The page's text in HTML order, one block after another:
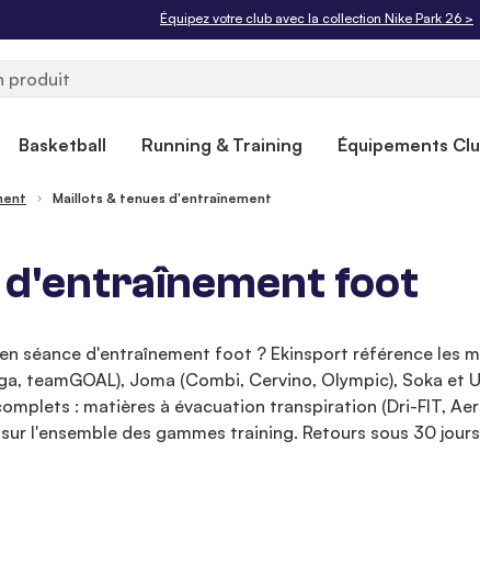
Livraison offerte dès 50€. Retours gratuits sous 30 jours.
Basketball Running & Training Équipements
Maillots & tenues d'entraînement
foot
séance d'entraînement foot ? Ekinsport référence les
teamGOAL), Joma (Combi, Cervino, Olympic), Soka
: matières à évacuation transpiration (Dri-FIT,
l'ensemble des gammes training. Retours sous 30